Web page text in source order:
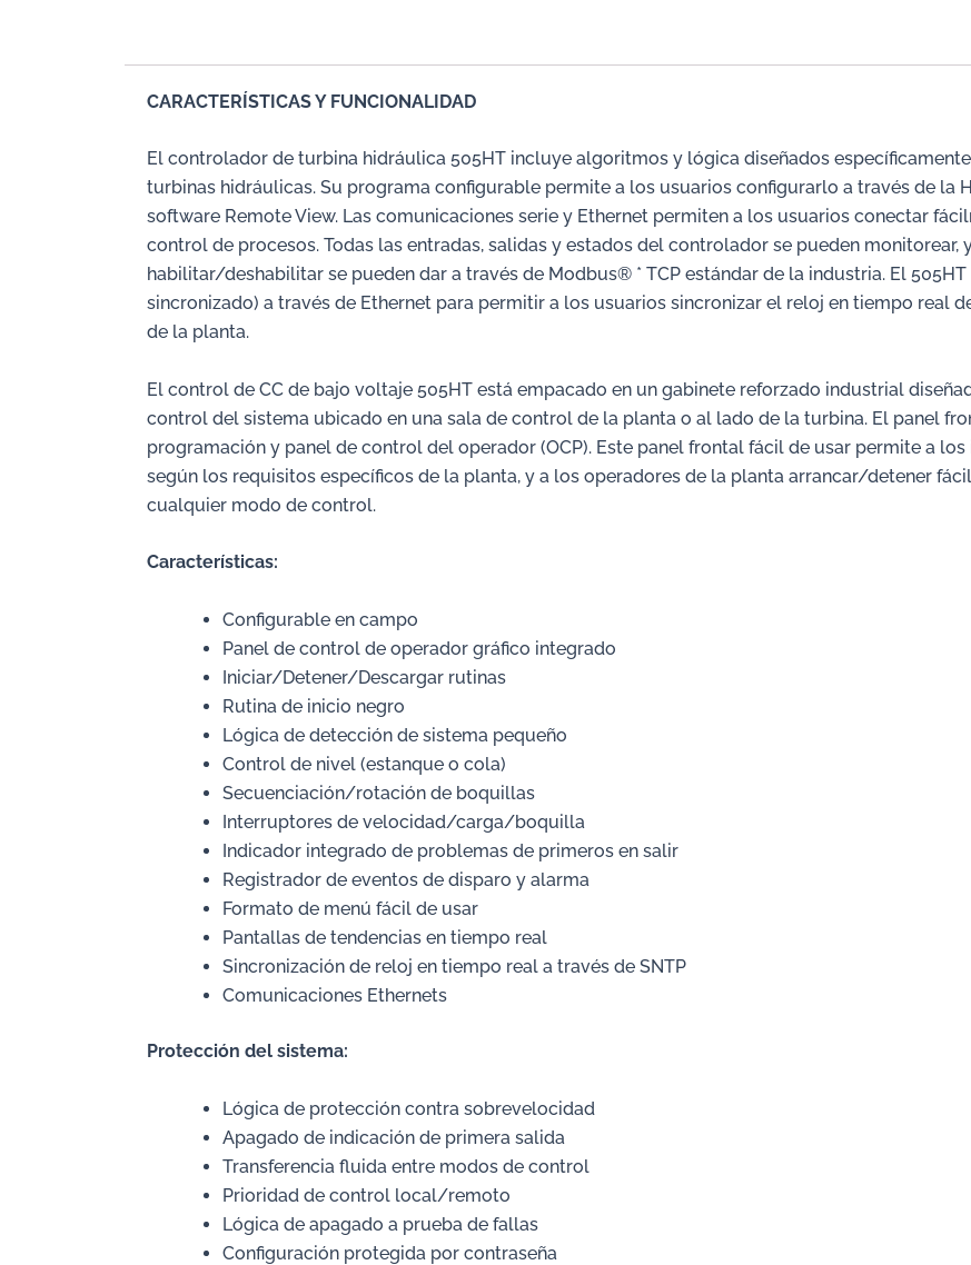
CARACTERÍSTICAS Y FUNCIONALIDAD
El controlador de turbina hidráulica 505HT incluye algoritmos y lógica diseñados
turbinas hidráulicas. Su programa configurable permite a los usuarios configurarlo a través de la
software Remote View. Las comunicaciones serie y Ethernet permiten a los usuarios conectar
control de procesos. Todas las entradas, salidas y estados del controlador se pueden
habilitar/deshabilitar se pueden dar a través de Modbus® * TCP estándar de la industria. El
sincronizado) a través de Ethernet para permitir a los usuarios sincronizar el reloj en tiempo real
de la planta.
El control de CC de bajo voltaje 505HT está empacado en un gabinete reforzado industrial
control del sistema ubicado en una sala de control de la planta o al lado de la turbina. El panel
programación y panel de control del operador (OCP). Este panel frontal fácil de usar permite a
según los requisitos específicos de la planta, y a los operadores de la planta arrancar/detener
cualquier modo de control.
Características:
Configurable en campo
Panel de control de operador gráfico integrado
Iniciar/Detener/Descargar rutinas
Rutina de inicio negro
Lógica de detección de sistema pequeño
Control de nivel (estanque o cola)
Secuenciación/rotación de boquillas
Interruptores de velocidad/carga/boquilla
Indicador integrado de problemas de primeros en salir
Registrador de eventos de disparo y alarma
Formato de menú fácil de usar
Pantallas de tendencias en tiempo real
Sincronización de reloj en tiempo real a través de SNTP
Comunicaciones Ethernets
Protección del sistema:
Lógica de protección contra sobrevelocidad
Apagado de indicación de primera salida
Transferencia fluida entre modos de control
Prioridad de control local/remoto
Lógica de apagado a prueba de fallas
Configuración protegida por contraseña